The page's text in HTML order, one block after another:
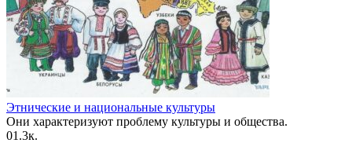
Этнические и национальные культуры
Они характеризуют проблему культуры и общества.
01.3к.